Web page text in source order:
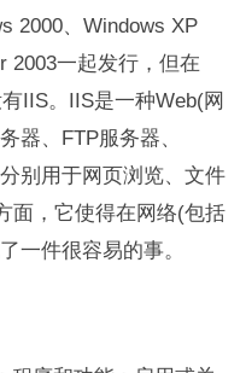
2000、Windows XP
2003一起发行，但在
IIS。IIS是一种Web(网
器、FTP服务器、
别用于网页浏览、文件
面，它使得在网络(包括
一件很容易的事。